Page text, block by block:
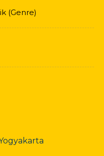
(Genre)